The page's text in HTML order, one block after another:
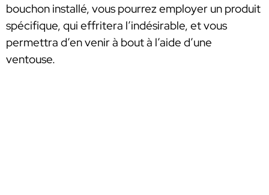
bouchon installé, vous pourrez employer un produit
spécifique, qui effritera l’indésirable, et vous
permettra d’en venir à bout à l’aide d’une
ventouse.